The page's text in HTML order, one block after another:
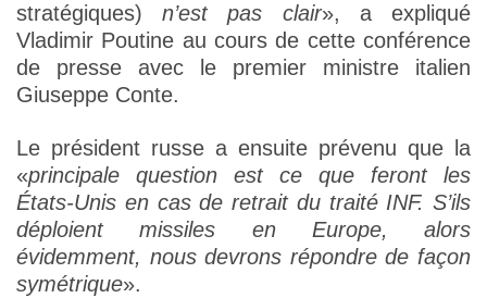
stratégiques)n’est pas clair», a expliqué
Vladimir Poutine au cours de cette conférence
de presse avec le premier ministre italien
Giuseppe Conte.
Le président russe a ensuite prévenu que la
«principale question est ce que feront les
États-Unis en cas de retrait du traité INF. S’ils
déploient missiles en Europe, alors
évidemment, nous devrons répondre de façon
symétrique».